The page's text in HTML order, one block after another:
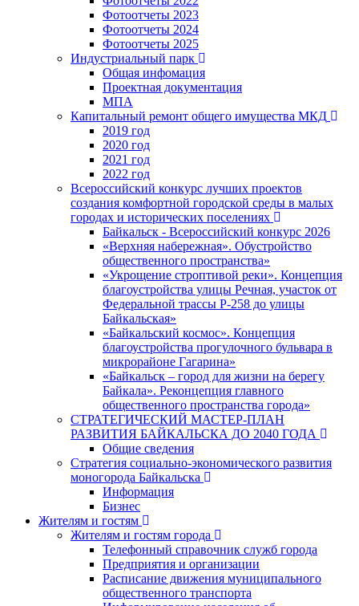
Фотоотчеты 2023
Фотоотчеты 2024
Фотоотчеты 2025
Индустриальный парк
Общая инфомация
Проектная документация
МПА
Капитальный ремонт общего имущества МКД
2019 год
2020 год
2021 год
2022 год
Всероссийский конкурс лучших проектов
создания комфортной городской среды в малых
городах и исторических поселениях
Байкальск - Всероссийский конкурс 2026
«Верхняя набережная». Обустройство
общественного пространства»
«Укрощение строптивой реки». Концепция
благоустройства улицы Речная, участок от
Федеральной трассы Р-258 до улицы
Байкальская»
«Байкальский космос». Концепция
благоустройства прогулочного бульвара в
микрорайоне Гагарина»
«Байкальск – город для жизни на берегу
Байкала». Реконцепция главного
общественного пространства города»
СТРАТЕГИЧЕСКИЙ МАСТЕР-ПЛАН
РАЗВИТИЯ БАЙКАЛЬСКА ДО 2040 ГОДА
Общие сведения
Стратегия социально-экономического развития
моногорода Байкальска
Информация
Бизнес
Жителям и гостям
Жителям и гостям города
Телефонный справочник служб города
Предприятия и организации
Расписание движения муниципального
общественного транспорта